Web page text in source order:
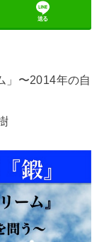
送る
」〜2014年の自